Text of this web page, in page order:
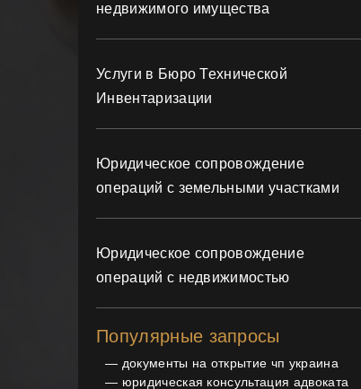
недвижимого имущества
Услуги в Бюро Технической
Инвентаризации
Юридическое сопровождение
операций с земельными участками
Юридическое сопровождение
операций с недвижимостью
Популярные запросы
— документы на открытие чп украина
— юридическая консультация адвоката